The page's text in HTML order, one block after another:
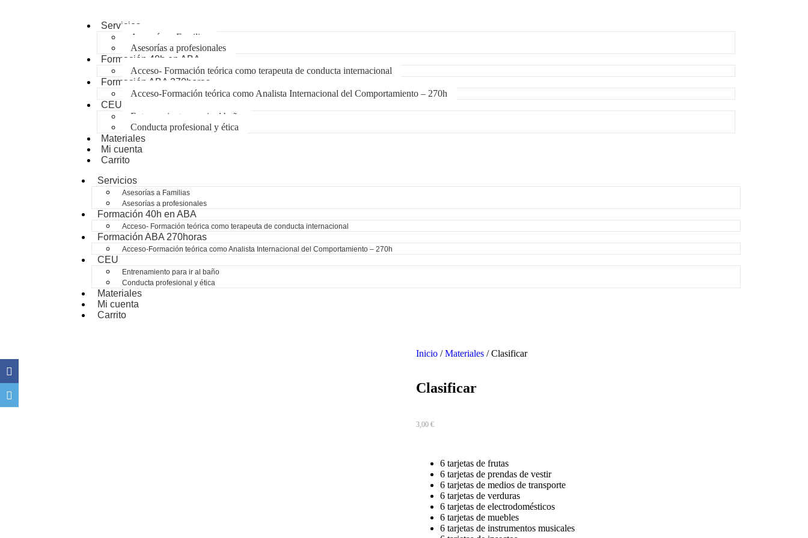
Servicios
Asesorías a Familias
Asesorías a profesionales
Formación 40h en ABA
Acceso- Formación teórica como terapeuta de conducta internacional
Formación ABA 270horas
Acceso-Formación teórica como Analista Internacional del Comportamiento – 270h
CEU
Entrenamiento para ir al baño
Conducta profesional y ética
Materiales
Mi cuenta
Carrito
Servicios
Asesorías a Familias
Asesorías a profesionales
Formación 40h en ABA
Acceso- Formación teórica como terapeuta de conducta internacional
Formación ABA 270horas
Acceso-Formación teórica como Analista Internacional del Comportamiento – 270h
CEU
Entrenamiento para ir al baño
Conducta profesional y ética
Materiales
Mi cuenta
Carrito
Inicio /Materiales / Clasificar
Clasificar
3,00 €
6 tarjetas de frutas
6 tarjetas de prendas de vestir
6 tarjetas de medios de transporte
6 tarjetas de verduras
6 tarjetas de electrodomésticos
6 tarjetas de muebles
6 tarjetas de instrumentos musicales